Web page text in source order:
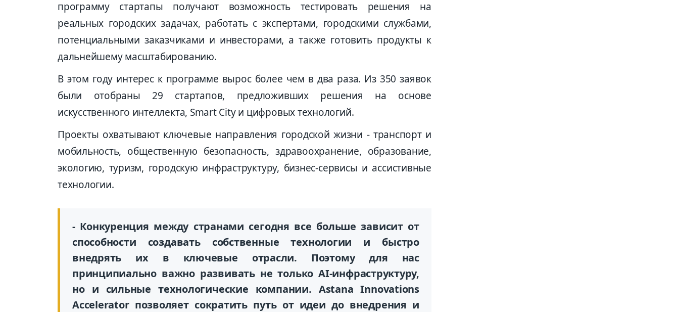
программу стартапы получают возможность тестировать решения на
реальных городских задачах, работать с экспертами, городскими службами,
потенциальными заказчиками и инвесторами, а также готовить продукты к
дальнейшему масштабированию.
В этом году интерес к программе вырос более чем в два раза. Из 350 заявок
были отобраны 29 стартапов, предложивших решения на основе
искусственного интеллекта, Smart City и цифровых технологий.
Проекты охватывают ключевые направления городской жизни - транспорт и
мобильность, общественную безопасность, здравоохранение, образование,
экологию, туризм, городскую инфраструктуру, бизнес-сервисы и ассистивные
технологии.
- Конкуренция между странами сегодня все больше зависит от
способности создавать собственные технологии и быстро
внедрять их в ключевые отрасли. Поэтому для нас
принципиально важно развивать не только AI-инфраструктуру,
но и сильные технологические компании. Astana Innovations
Accelerator позволяет сократить путь от идеи до внедрения и